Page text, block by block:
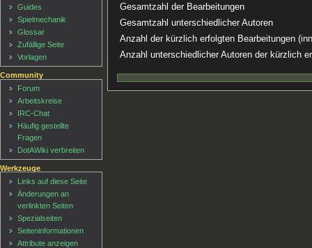
Gesamtzahl der Bearbeitungen
Gesamtzahl unterschiedlicher Autoren
Anzahl der kürzlich erfolgten Bearbeitungen
Anzahl unterschiedlicher Autoren der kürzlich
Guides
Spielmechanik
Glossar
Zufällige Seite
Vorlagen
Community
Forum
Arbeitskreise
IRC-Chat
Häufig gestellte
Fragen
DotAWiki verbreiten
Werkzeuge
Links auf diese Seite
Änderungen an
verlinkten Seiten
Spezialseiten
Seiten­informationen
Attribute anzeigen